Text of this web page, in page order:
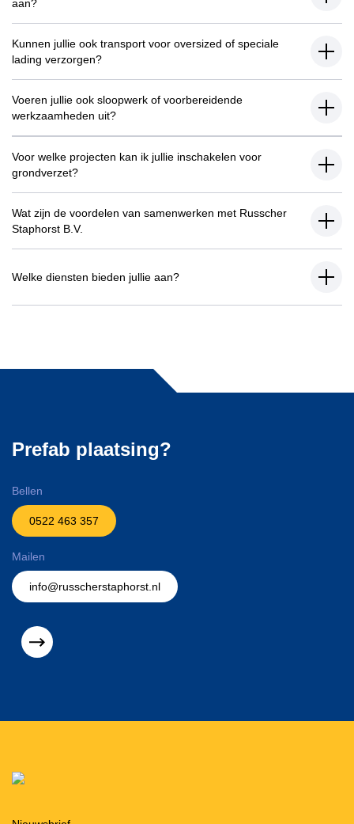
aan?
Kunnen jullie ook transport voor oversized of speciale
lading verzorgen?
Voeren jullie ook sloopwerk of voorbereidende
werkzaamheden uit?
Voor welke projecten kan ik jullie inschakelen voor
grondverzet?
Wat zijn de voordelen van samenwerken met Russcher
Staphorst B.V.
Welke diensten bieden jullie aan?
Prefab plaatsing?
Bellen
0522 463 357
Mailen
info@russcherstaphorst.nl